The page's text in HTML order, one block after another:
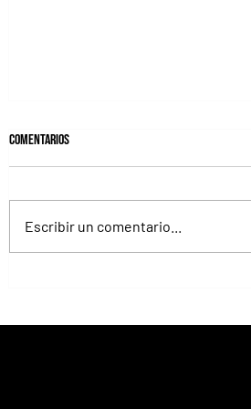
Comentarios
Escribir un comentario...